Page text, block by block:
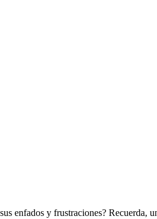
enfados y frustraciones? Recuerda,